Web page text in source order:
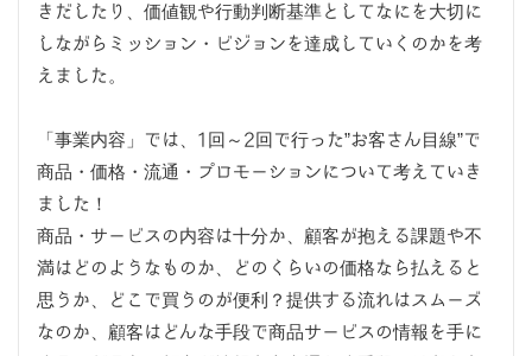
きだしたり、価値観や行動判断基準としてなにを大切に
しながらミッション・ビジョンを達成していくのかを考
えました。
「事業内容」では、1回～2回で行った”お客さん目線”で
商品・価格・流通・プロモーションについて考えていき
ました！
商品・サービスの内容は十分か、顧客が抱える課題や不
満はどのようなものか、どのくらいの価格なら払えると
思うか、どこで買うのが便利？提供する流れはスムーズ
なのか、顧客はどんな手段で商品サービスの情報を手に